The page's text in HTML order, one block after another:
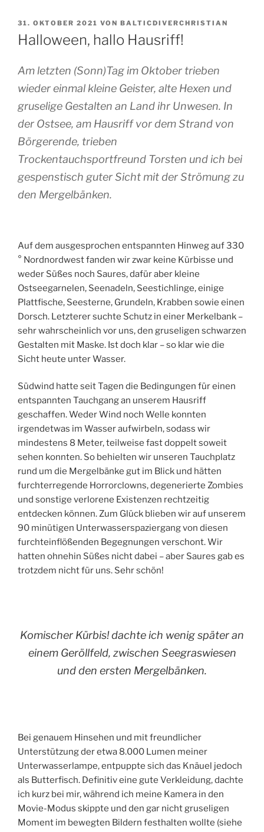
VERÖFFENTLICHT
AM
31. OKTOBER 2021 VON BALTICDIVERCHRISTIAN
Halloween, hallo Hausriff!
Am letzten (Sonn)Tag im Oktober trieben
wieder einmal kleine Geister, alte Hexen und
gruselige Gestalten an Land ihr Unwesen. In
der Ostsee, am Hausriff vor dem Strand von
Börgerende, trieben
Trockentauchsportfreund Torsten und ich bei
gespenstisch guter Sicht mit der Strömung zu
den Mergelbänken.
Auf dem ausgesprochen entspannten Hinweg auf 330
° Nordnordwest fanden wir zwar keine Kürbisse und
weder Süßes noch Saures, dafür aber kleine
Ostseegarnelen, Seenadeln, Seestichlinge, einige
Plattfische, Seesterne, Grundeln, Krabben sowie einen
Dorsch. Letzterer suchte Schutz in einer Merkelbank –
sehr wahrscheinlich vor uns, den gruseligen schwarzen
Gestalten mit Maske. Ist doch klar – so klar wie die
Sicht heute unter Wasser.
Südwind hatte seit Tagen die Bedingungen für einen
entspannten Tauchgang an unserem Hausriff
geschaffen. Weder Wind noch Welle konnten
irgendetwas im Wasser aufwirbeln, sodass wir
mindestens 8 Meter, teilweise fast doppelt soweit
sehen konnten. So behielten wir unseren Tauchplatz
rund um die Mergelbänke gut im Blick und hätten
furchterregende Horrorclowns, degenerierte Zombies
und sonstige verlorene Existenzen rechtzeitig
entdecken können. Zum Glück blieben wir auf unserem
90 minütigen Unterwasserspaziergang von diesen
furchteinflößenden Begegnungen verschont. Wir
hatten ohnehin Süßes nicht dabei – aber Saures gab es
trotzdem nicht für uns. Sehr schön!
Komischer Kürbis! dachte ich wenig später an
einem Geröllfeld, zwischen Seegraswiesen
und den ersten Mergelbänken.
Bei genauem Hinsehen und mit freundlicher
Unterstützung der etwa 8.000 Lumen meiner
Unterwasserlampe, entpuppte sich das Knäuel jedoch
als Butterfisch. Definitiv eine gute Verkleidung, dachte
ich kurz bei mir, während ich meine Kamera in den
Movie-Modus skippte und den gar nicht gruseligen
Moment im bewegten Bildern festhalten wollte (siehe